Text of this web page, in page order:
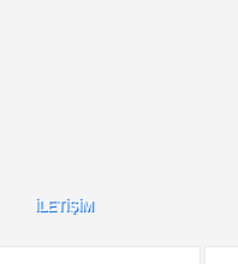
İLETİŞİM
İLETİŞİM